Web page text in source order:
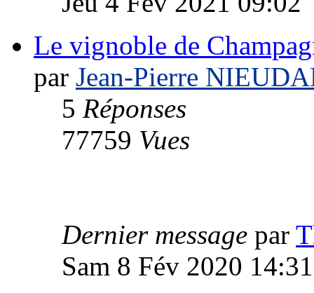
Le vignoble de
par Jean-Pierre
5 Réponses
77759 Vues
Dernier message par
Sam 8 Fév 2020 14:31